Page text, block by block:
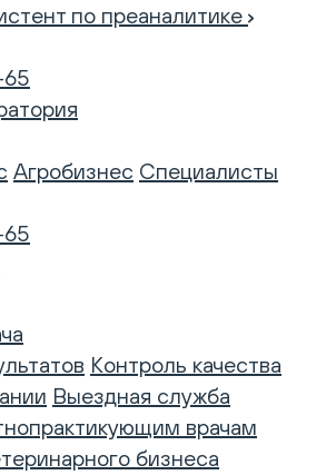
по преаналитике
Агробизнес Специалисты
Контроль качества
Выездная служба
врачам
бизнеса